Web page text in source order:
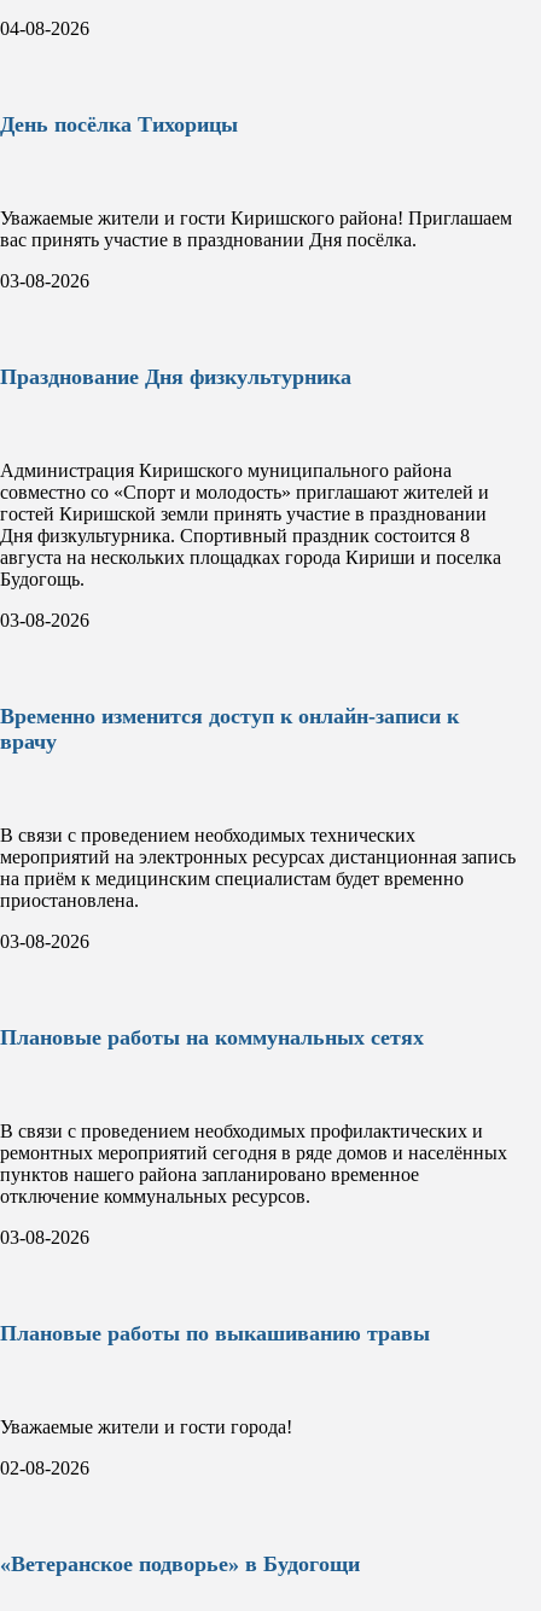
04-08-2026
День посёлка Тихорицы
Уважаемые жители и гости Киришского района! Приглашаем
вас принять участие в праздновании Дня посёлка.
03-08-2026
Празднование Дня физкультурника
Администрация Киришского муниципального района
совместно со «Спорт и молодость» приглашают жителей и
гостей Киришской земли принять участие в праздновании
Дня физкультурника. Спортивный праздник состоится 8
августа на нескольких площадках города Кириши и поселка
Будогощь.
03-08-2026
Временно изменится доступ к онлайн-записи к
врачу
В связи с проведением необходимых технических
мероприятий на электронных ресурсах дистанционная запись
на приём к медицинским специалистам будет временно
приостановлена.
03-08-2026
Плановые работы на коммунальных сетях
В связи с проведением необходимых профилактических и
ремонтных мероприятий сегодня в ряде домов и населённых
пунктов нашего района запланировано временное
отключение коммунальных ресурсов.
03-08-2026
Плановые работы по выкашиванию травы
Уважаемые жители и гости города!
02-08-2026
«Ветеранское подворье» в Будогощи